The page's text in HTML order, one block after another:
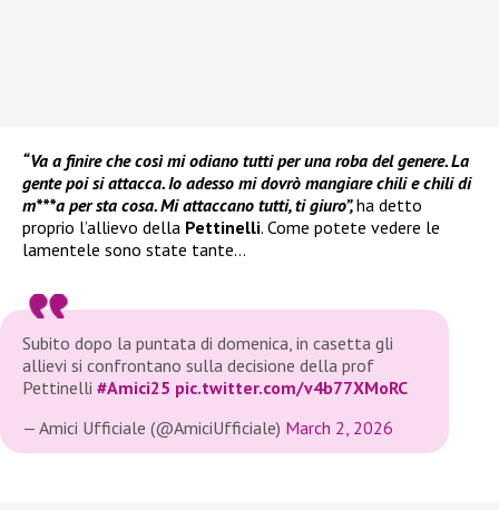
“Va a finire che così mi odiano tutti per una roba del genere. La
gente poi si attacca. Io adesso mi dovrò mangiare chili e chili di
m***a per sta cosa. Mi attaccano tutti, ti giuro”,ha detto
proprio l’allievo della Pettinelli. Come potete vedere le
lamentele sono state tante…
Subito dopo la puntata di domenica, in casetta gli
allievi si confrontano sulla decisione della prof
Pettinelli #Amici25 pic.twitter.com/v4b77XMoRC
— Amici Ufficiale (@AmiciUfficiale) March 2, 2026